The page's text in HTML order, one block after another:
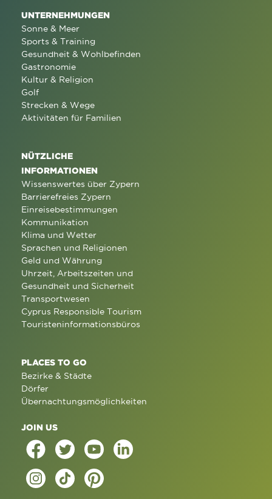
UNTERNEHMUNGEN
Sonne & Meer
Sports & Training
Gesundheit & Wohlbefinden
Gastronomie
Kultur & Religion
Golf
Strecken & Wege
Aktivitäten für Familien
NÜTZLICHE
INFORMATIONEN
Wissenswertes über Zypern
Barrierefreies Zypern
Einreisebestimmungen
Kommunikation
Klima und Wetter
Sprachen und Religionen
Geld und Währung
Uhrzeit, Arbeitszeiten und
Gesundheit und Sicherheit
Transportwesen
Cyprus Responsible Tourism
Touristeninformationsbüros
PLACES TO GO
Bezirke & Städte
Dörfer
Übernachtungsmöglichkeiten
JOIN US